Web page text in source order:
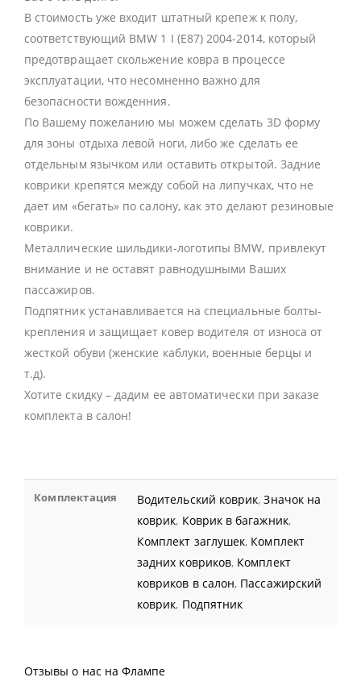
В стоимость уже входит штатный крепеж к полу,
соответствующий BMW 1 I (E87) 2004-2014, который
предотвращает скольжение ковра в процессе
эксплуатации, что несомненно важно для
безопасности вожденния.
По Вашему пожеланию мы можем сделать 3D форму
для зоны отдыха левой ноги, либо же сделать ее
отдельным язычком или оставить открытой. Задние
коврики крепятся между собой на липучках, что не
дает им «бегать» по салону, как это делают резиновые
коврики.
Металлические шильдики-логотипы BMW, привлекут
внимание и не оставят равнодушными Ваших
пассажиров.
Подпятник устанавливается на специальные болты-
крепления и защищает ковер водителя от износа от
жесткой обуви (женские каблуки, военные берцы и
т.д).
Хотите скидку – дадим ее автоматически при заказе
комплекта в салон!
Комплектация Водительский коврик,Значок на
коврик, Коврик в багажник,
Комплект заглушек, Комплект
задних ковриков, Комплект
ковриков в салон, Пассажирский
коврик, Подпятник
Отзывы о нас на Флампе